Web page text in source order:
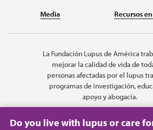
Media Recursos
La Fundación Lupus de América
mejorar la calidad de vida de
personas afectadas por el lupus
programas de investigación,
apoyo y abogacía.
Do you live with lupus or care